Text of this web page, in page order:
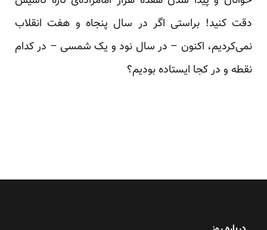
دقت کنید! براستی اگر در سال پنجاه و هفت انقلاب
نمی‌‌کردیم، اکنون – در سال نود و یک شمسی – در کدام
نقطه و در کجا ایستاده بودیم؟